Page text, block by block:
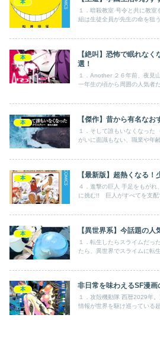
本
１．暗殺教室 号令と共に教
組は生徒全員が先生の命を狙
本
【絶叫】恐怖で眠れな
選！
１．Another ２６年前、夜見
一年生の頃から周囲の人気者だ
本 【傑作】昔から有名なお
１．そして誰もいなくなった
がいに面識もない、職業や年
本 【最新版】超熱くなる！
４．進撃の巨人 手足をもがれ
に挑む!! 巨人がすべてを支配
本 【異世界系】今話題の人
１．転生したらスライムだっ
たら、異世界でスライムに転
本 非日常を味わえるSF漫画
１．攻殻機動隊 西暦2029年
情報が世界を駆け巡っている